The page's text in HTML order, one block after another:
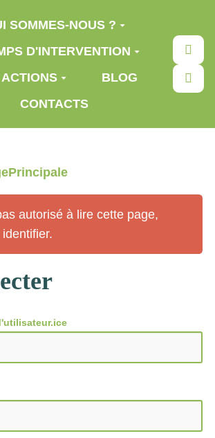
SOMMES-NOUS ?
D'INTERVENTION
BLOG
CONTACTS
autorisé à lire cette page,